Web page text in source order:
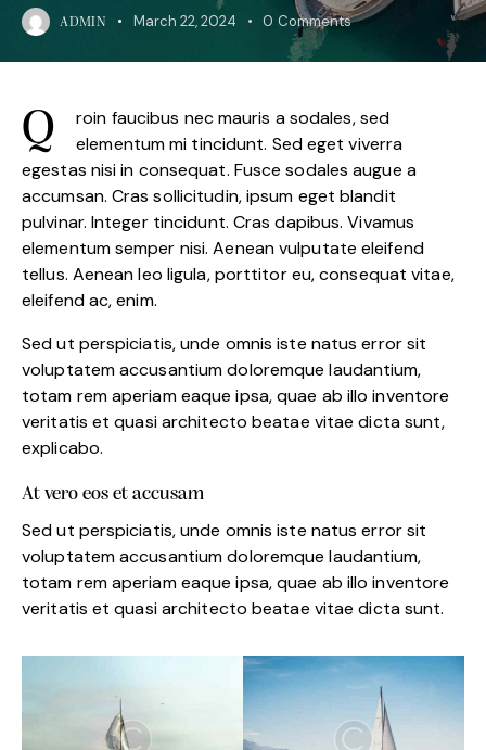
ADMIN March 22, 2024 0 Comments
Qroin faucibus nec mauris a sodales, sed
elementum mi tincidunt. Sed eget viverra
egestas nisi in consequat. Fusce sodales augue a
accumsan. Cras sollicitudin, ipsum eget blandit
pulvinar. Integer tincidunt. Cras dapibus. Vivamus
elementum semper nisi. Aenean vulputate eleifend
tellus. Aenean leo ligula, porttitor eu, consequat vitae,
eleifend ac, enim.
Sed ut perspiciatis, unde omnis iste natus error sit
voluptatem accusantium doloremque laudantium,
totam rem aperiam eaque ipsa, quae ab illo inventore
veritatis et quasi architecto beatae vitae dicta sunt,
explicabo.
At vero eos et accusam
Sed ut perspiciatis, unde omnis iste natus error sit
voluptatem accusantium doloremque laudantium,
totam rem aperiam eaque ipsa, quae ab illo inventore
veritatis et quasi architecto beatae vitae dicta sunt.